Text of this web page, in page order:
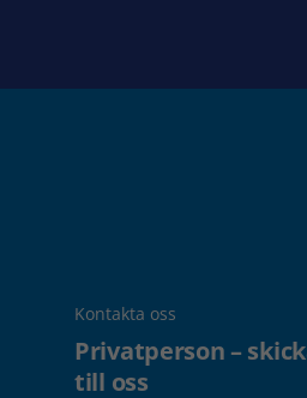
Kontakta oss
Privatperson –
till oss